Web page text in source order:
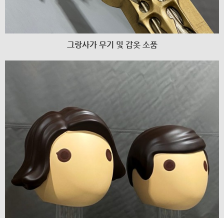
그랑사가 무기 및 갑옷 소품